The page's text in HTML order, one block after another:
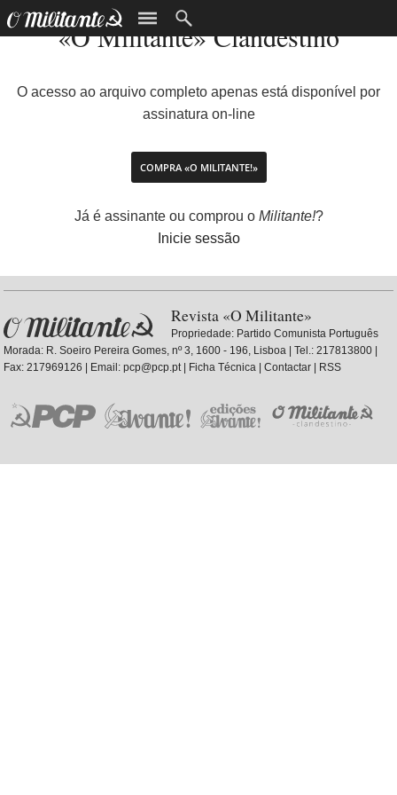
«O Militante» Clandestino
O acesso ao arquivo completo apenas está disponível por
assinatura on-line
COMPRA «O MILITANTE!»
Já é assinante ou comprou o Militante!?
Inicie sessão
Revista «O Militante»
Propriedade: Partido Comunista Português
Morada: R. Soeiro Pereira Gomes, nº 3, 1600 - 196, Lisboa | Tel.: 217813800 |
Fax: 217969126 | Email: pcp@pcp.pt |
Ficha Técnica |Contactar RSS